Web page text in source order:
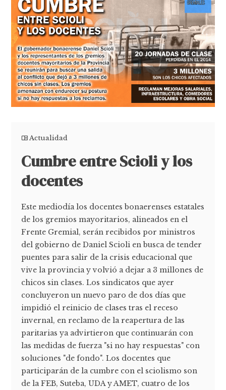
Actualidad
Cumbre entre Scioli y los
docentes
Este mediodía los docentes bonaerenses estatales
de los gremios mayoritarios, alineados en el
Frente Gremial, serán recibidos por ministros
del gobierno de Daniel Scioli en busca de tender
puentes para salir de la crisis educacional que
vive la provincia y volvió a dejar a 3 millones de
chicos sin clases. Los sindicatos que ayer
concluyeron un nuevo paro de dos días que
impidió el reinicio de clases tras el receso
invernal, en reclamo de la reapertura de las
paritarias ya advirtieron que continuarán con
las medidas de fuerza "si no hay respuestas" con
soluciones "de fondo". Los docentes que
participarán de la cumbre con el sciolismo son
de la FEB, Suteba, UDA y AMET, cuatro de los